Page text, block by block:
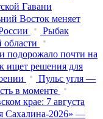
Гавани
Восток меняет
Рыбак
подорожало почти на
ищет решения для
Пульс угля —
в моменте
крае: 7 августа
Сахалина-2026» —